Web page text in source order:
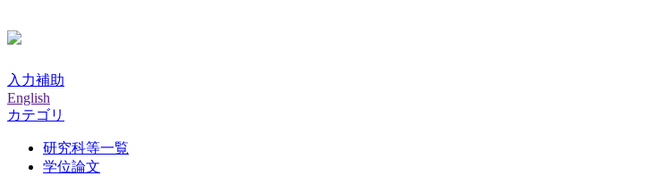
入力補助
English
カテゴリ
研究科等一覧
学位論文